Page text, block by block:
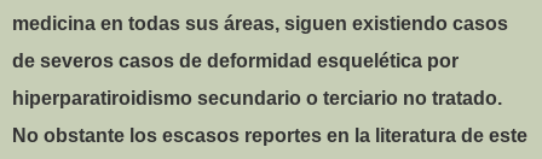
medicina en todas sus áreas, siguen existiendo casos
de severos casos de deformidad esquelética por
hiperparatiroidismo secundario o terciario no tratado.
No obstante los escasos reportes en la literatura de este